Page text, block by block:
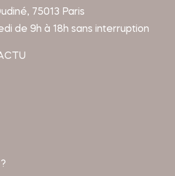
75013 Paris
de 9h à 18h sans interruption